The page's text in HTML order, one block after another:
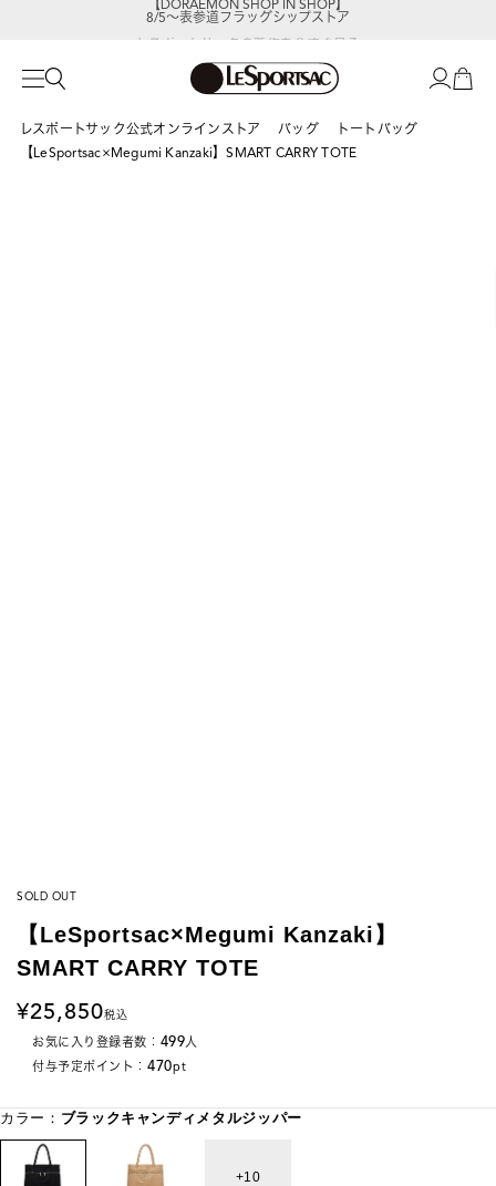
8/5～表参道フラッグシップストア
レスポートサック公式オンラインストア バッグ
トートバッグ
【LeSportsac×Megumi Kanzaki】SMART CARRY TOTE
SOLD OUT
【LeSportsac×Megumi Kanzaki】
SMART CARRY TOTE
25,850税込
お気に入り登録者数： 499人
付与予定ポイント： 470pt
カラー： ブラックキャンディメタルジッパー
10